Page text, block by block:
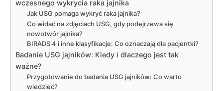
wczesnego wykrycia raka jajnika
Jak USG pomaga wykryć raka jajnika?
Co widać na zdjęciach USG, gdy podejrzewa się
nowotwór jajnika?
BIRADS 4 i inne klasyfikacje: Co oznaczają dla pacjentki?
Badanie USG jajników: Kiedy i dlaczego jest tak
ważne?
Przygotowanie do badania USG jajników: Co warto
wiedzieć?